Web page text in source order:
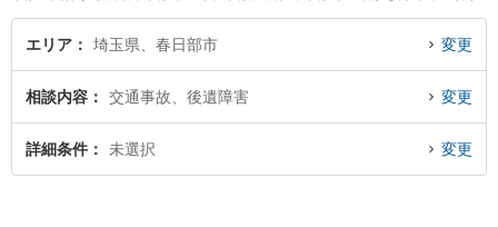
込み検索もでき便利です。特に水戸貴之法律事務所の水戸 貴之弁護士や南桜井
法律事務所の林 優樹弁護士、やまぐち法律事務所の山口 翔一弁護士のプロフィ
のトラブル解決の実績豊富な近くの弁護士を検索したい』『初回相談無料で後
遺障害を法律相談できる春日部市内の弁護士に相談予約したい』などでお困り
の相談者さんにおすすめです。
エリア 埼玉県、春日部市 変更
相談内容 交通事故、後遺障害 変更
詳細条件 未選択 変更